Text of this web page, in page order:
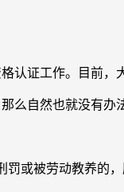
认证工作。目前
么自然也就没有
或被劳动教养的